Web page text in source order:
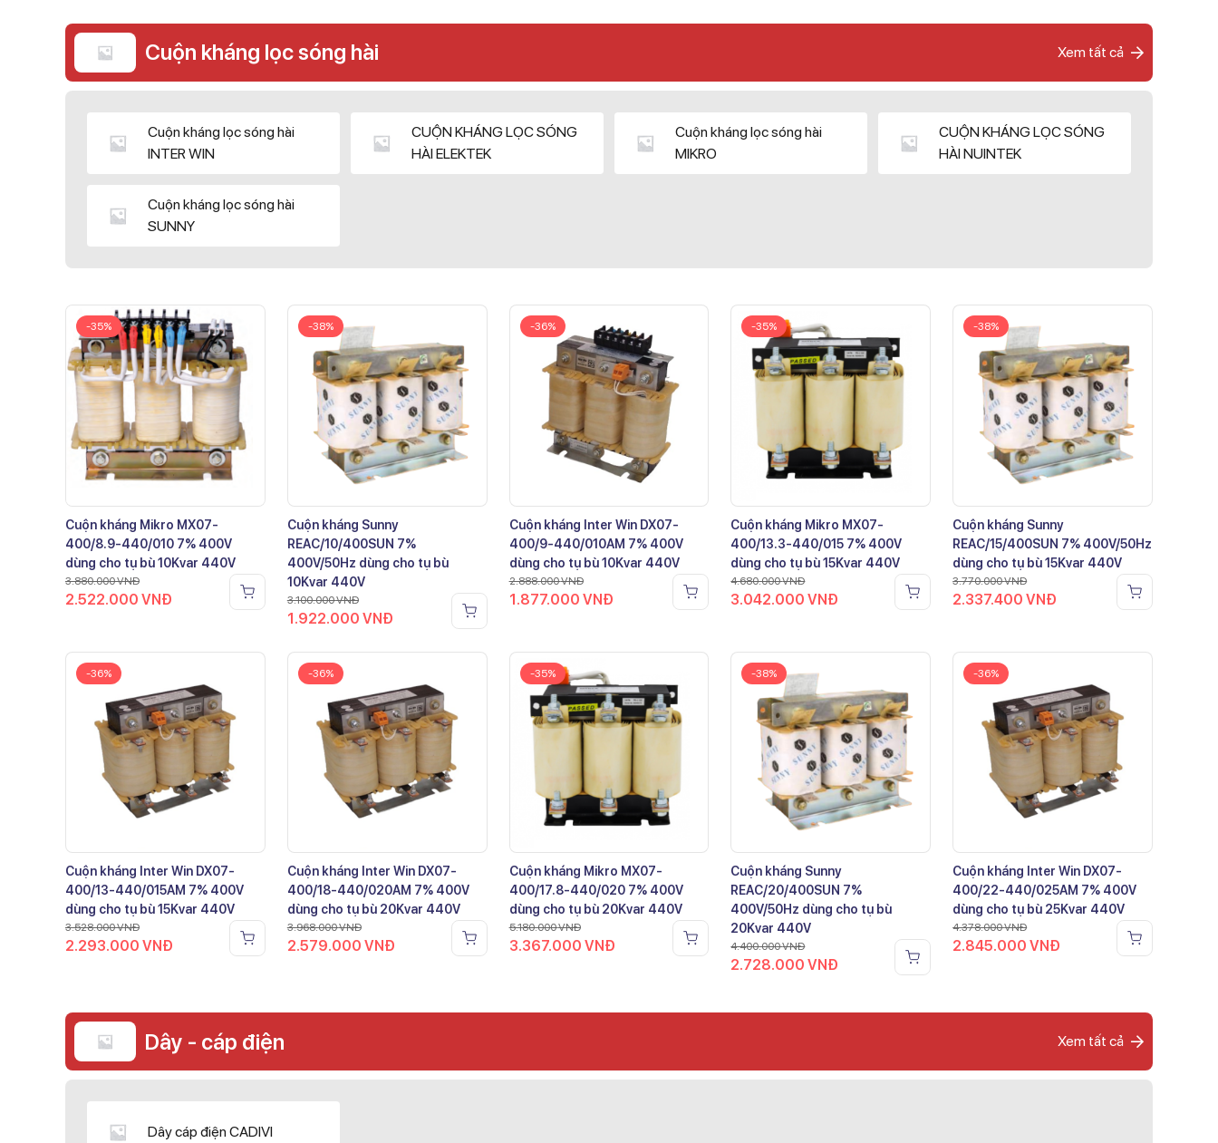
Cuộn kháng lọc sóng hài Xem tất cả
Cuộn kháng lọc sóng hài
INTER WIN
CUỘN KHÁNG LỌC SÓNG
HÀI ELEKTEK
Cuộn kháng lọc sóng hài
MIKRO
CUỘN KHÁNG LỌC SÓNG
HÀI NUINTEK
Cuộn kháng lọc sóng hài
SUNNY
-35%
Cuộn kháng Mikro MX07-
400/8.9-440/010 7% 400V
dùng cho tụ bù 10Kvar 440V
3.880.000VNĐ
2.522.000 VNĐ
-38%
Cuộn kháng Sunny
REAC/10/400SUN 7%
400V/50Hz dùng cho tụ bù
10Kvar 440V
3.100.000VNĐ
1.922.000 VNĐ
-36%
Cuộn kháng Inter Win DX07-
400/9-440/010AM 7% 400V
dùng cho tụ bù 10Kvar 440V
2.888.000VNĐ
1.877.000 VNĐ
-35%
Cuộn kháng Mikro MX07-
400/13.3-440/015 7% 400V
dùng cho tụ bù 15Kvar 440V
4.680.000VNĐ
3.042.000VNĐ
-38%
Cuộn kháng Sunny
REAC/15/400SUN 7% 400V/50Hz
dùng cho tụ bù 15Kvar 440V
3.770.000VNĐ
2.337.400VNĐ
-36%
Cuộn kháng Inter Win DX07-
400/13-440/015AM 7% 400V
dùng cho tụ bù 15Kvar 440V
3.528.000VNĐ
2.293.000 VNĐ
-36%
Cuộn kháng Inter Win DX07-
400/18-440/020AM 7% 400V
dùng cho tụ bù 20Kvar 440V
3.968.000VNĐ
2.579.000 VNĐ
-35%
Cuộn kháng Mikro MX07-
400/17.8-440/020 7% 400V
dùng cho tụ bù 20Kvar 440V
5.180.000VNĐ
3.367.000 VNĐ
-38%
Cuộn kháng Sunny
REAC/20/400SUN 7%
400V/50Hz dùng cho tụ bù
20Kvar 440V
4.400.000VNĐ
2.728.000VNĐ
-36%
Cuộn kháng Inter Win DX07-
400/22-440/025AM 7% 400V
dùng cho tụ bù 25Kvar 440V
4.378.000VNĐ
2.845.000VNĐ
Dây - cáp điện Xem tất cả
Dây cáp điện CADIVI